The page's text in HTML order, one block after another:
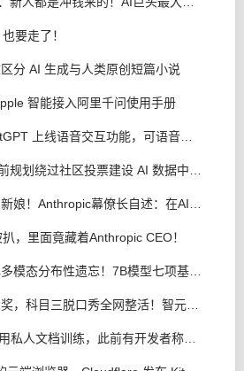
要走了！
分 AI 生成与人类原创短篇小说
智能接入阿里千问使用手册
OpenAI 桌面端 ChatGPT 上线语音交互功能，可语音操控电脑执行多步骤任务
曝亚马逊利用 45 年前规划绕过社区投票建设 AI 数据中心，美国加州吉尔罗伊市民不满
拯救悲剧股神后又当新娘！Anthropic幕僚长自述：在AI前沿寻找上帝
，里面竟藏着Anthropic CEO！
大模型后训练，破解多模态分布性遗忘！7B模型七项基准全线提升
文科生也能拿百万大奖，科目三脱口秀全网整活！智元灵创创意大赛来了
谷歌否认 Gemini 使用私人文档训练，此前有开发者称未公开内容遭泄露